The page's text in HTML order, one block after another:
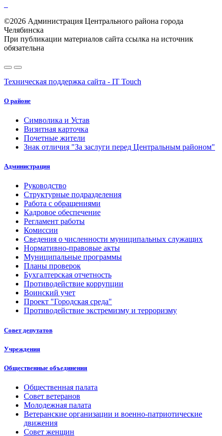
©2026 Администрация Центрального района города
Челябинска
При публикации материалов сайта ссылка на источник
обязательна
Техническая поддержка сайта - IT Touch
О районе
Символика и Устав
Визитная карточка
Почетные жители
Знак отличия "За заслуги перед Центральным районом"
Администрация
Руководство
Структурные подразделения
Работа с обращениями
Кадровое обеспечение
Регламент работы
Комиссии
Сведения о численности муниципальных служащих
Нормативно-правовые акты
Муниципальные программы
Планы проверок
Бухгалтерская отчетность
Противодействие коррупции
Воинский учет
Проект "Городская среда"
Противодействие экстремизму и терроризму
Совет депутатов
Учреждения
Общественные объединения
Общественная палата
Совет ветеранов
Молодежная палата
Ветеранские организации и военно-патриотические
движения
Совет женщин